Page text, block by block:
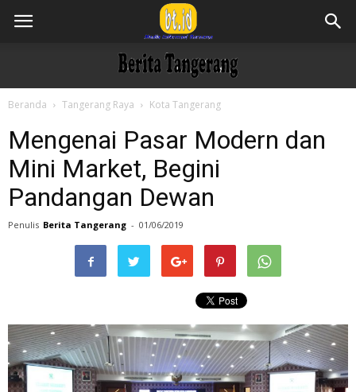
Beranda Tangerang Raya Kota Tangerang
Mengenai Pasar Modern dan
Mini Market, Begini
Pandangan Dewan
Penulis Berita Tangerang - 01/06/2019